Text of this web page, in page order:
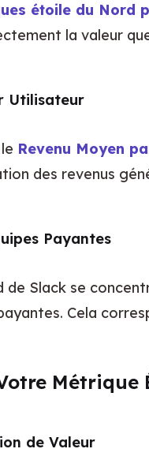
étoile du Nord
la valeur
Utilisateur
Revenu Moyen
des revenus
Payantes
Slack se
Cela
Métrique
de Valeur